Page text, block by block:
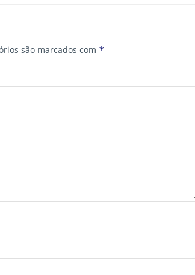
são marcados com *